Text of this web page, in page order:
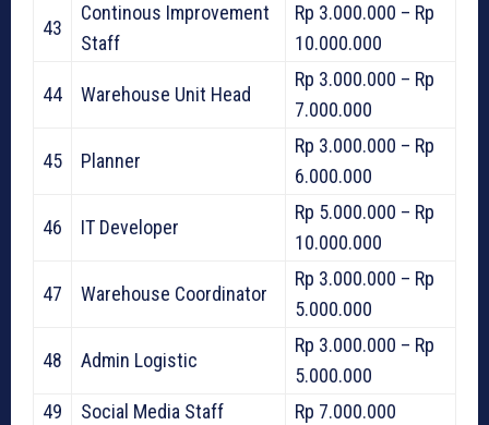
43
Continous Improvement
Staff
Rp 3.000.000 – Rp
10.000.000
44 Warehouse Unit Head
Rp 3.000.000 – Rp
7.000.000
45 Planner
Rp 3.000.000 – Rp
6.000.000
46 IT Developer
Rp 5.000.000 – Rp
10.000.000
47 Warehouse Coordinator
Rp 3.000.000 – Rp
5.000.000
48 Admin Logistic
Rp 3.000.000 – Rp
5.000.000
49
Social Media Staff
Rp 7.000.000